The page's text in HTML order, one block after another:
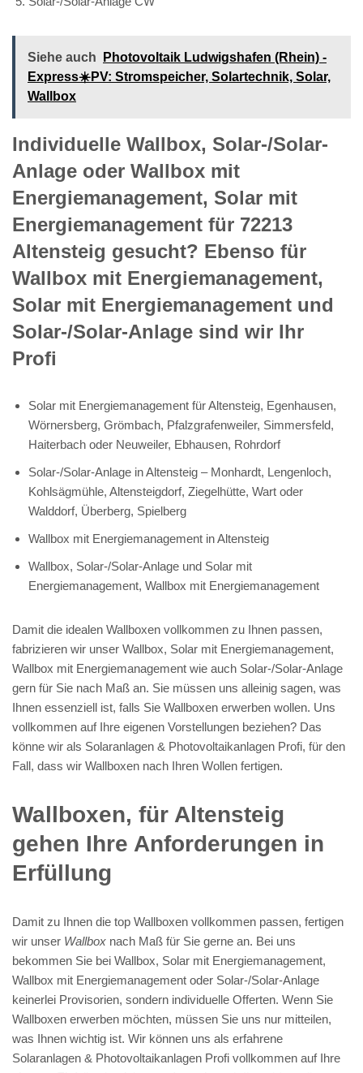
Siehe auch
Photovoltaik Ludwigshafen (Rhein) -
Express☀️PV️: Stromspeicher, Solartechnik, Solar,
Wallbox
Individuelle Wallbox, Solar-/Solar-
Anlage oder Wallbox mit
Energiemanagement, Solar mit
Energiemanagement für 72213
Altensteig gesucht? Ebenso für
Wallbox mit Energiemanagement,
Solar mit Energiemanagement und
Solar-/Solar-Anlage sind wir Ihr
Profi
Solar mit Energiemanagement für Altensteig, Egenhausen,
Wörnersberg, Grömbach, Pfalzgrafenweiler, Simmersfeld,
Haiterbach oder Neuweiler, Ebhausen, Rohrdorf
Solar-/Solar-Anlage in Altensteig – Monhardt, Lengenloch,
Kohlsägmühle, Altensteigdorf, Ziegelhütte, Wart oder
Walddorf, Überberg, Spielberg
Wallbox mit Energiemanagement in Altensteig
Wallbox, Solar-/Solar-Anlage und Solar mit
Energiemanagement, Wallbox mit Energiemanagement
Damit die idealen Wallboxen vollkommen zu Ihnen passen,
fabrizieren wir unser Wallbox, Solar mit Energiemanagement,
Wallbox mit Energiemanagement wie auch Solar-/Solar-Anlage
gern für Sie nach Maß an. Sie müssen uns alleinig sagen, was
Ihnen essenziell ist, falls Sie Wallboxen erwerben wollen. Uns
vollkommen auf Ihre eigenen Vorstellungen beziehen? Das
könne wir als Solaranlagen & Photovoltaikanlagen Profi, für den
Fall, dass wir Wallboxen nach Ihren Wollen fertigen.
Wallboxen, für Altensteig
gehen Ihre Anforderungen in
Erfüllung
Damit zu Ihnen die top Wallboxen vollkommen passen, fertigen
wir unser Wallbox nach Maß für Sie gerne an. Bei uns
bekommen Sie bei Wallbox, Solar mit Energiemanagement,
Wallbox mit Energiemanagement oder Solar-/Solar-Anlage
keinerlei Provisorien, sondern individuelle Offerten. Wenn Sie
Wallboxen erwerben möchten, müssen Sie uns nur mitteilen,
was Ihnen wichtig ist. Wir können uns als erfahrene
Solaranlagen & Photovoltaikanlagen Profi vollkommen auf Ihre